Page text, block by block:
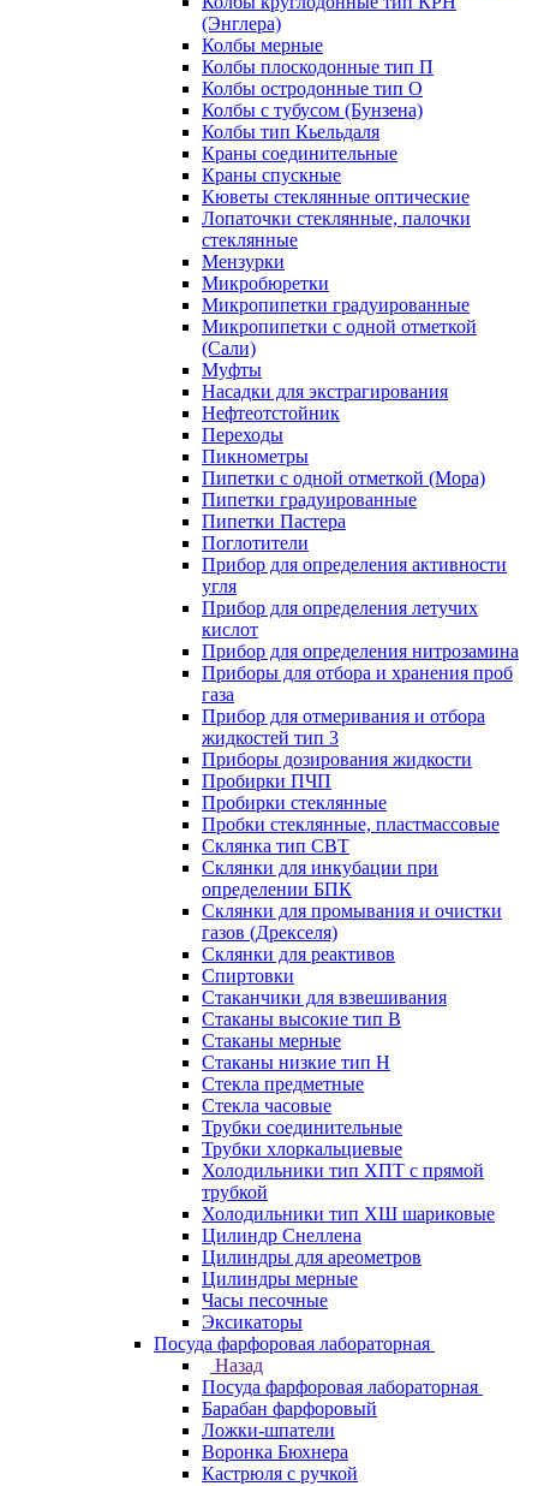
(Энглера)
Колбы мерные
Колбы плоскодонные тип П
Колбы остродонные тип О
Колбы с тубусом (Бунзена)
Колбы тип Кьельдаля
Краны соединительные
Краны спускные
Кюветы стеклянные оптические
Лопаточки стеклянные, палочки
стеклянные
Мензурки
Микробюретки
Микропипетки градуированные
Микропипетки с одной отметкой
(Сали)
Муфты
Насадки для экстрагирования
Нефтеотстойник
Переходы
Пикнометры
Пипетки с одной отметкой (Мора)
Пипетки градуированные
Пипетки Пастера
Поглотители
Прибор для определения активности
угля
Прибор для определения летучих
кислот
Прибор для определения нитрозамина
Приборы для отбора и хранения проб
газа
Прибор для отмеривания и отбора
жидкостей тип 3
Приборы дозирования жидкости
Пробирки ПЧП
Пробирки стеклянные
Пробки стеклянные, пластмассовые
Склянка тип СВТ
Склянки для инкубации при
определении БПК
Склянки для промывания и очистки
газов (Дрекселя)
Склянки для реактивов
Спиртовки
Стаканчики для взвешивания
Стаканы высокие тип В
Стаканы мерные
Стаканы низкие тип Н
Стекла предметные
Стекла часовые
Трубки соединительные
Трубки хлоркальциевые
Холодильники тип ХПТ с прямой
трубкой
Холодильники тип ХШ шариковые
Цилиндр Снеллена
Цилиндры для ареометров
Цилиндры мерные
Часы песочные
Эксикаторы
Посуда фарфоровая лабораторная
Назад
Посуда фарфоровая лабораторная
Барабан фарфоровый
Ложки-шпатели
Воронка Бюхнера
Кастрюля с ручкой